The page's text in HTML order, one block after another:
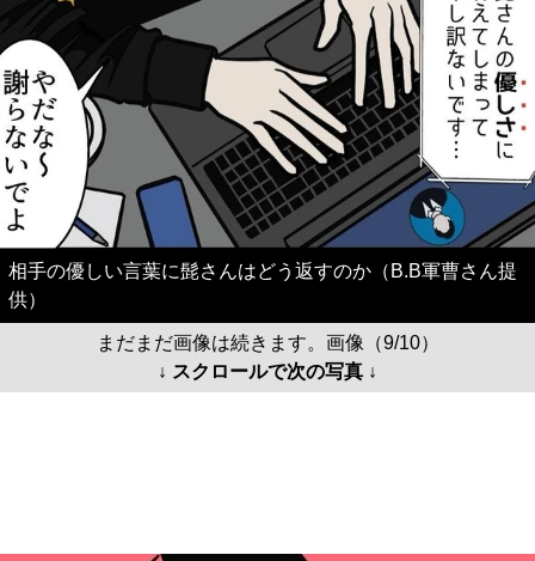
相手の優しい言葉に髭さんはどう返すのか（B.B軍曹さん提
供）
まだまだ画像は続きます。画像（9/10）
↓ スクロールで次の写真 ↓